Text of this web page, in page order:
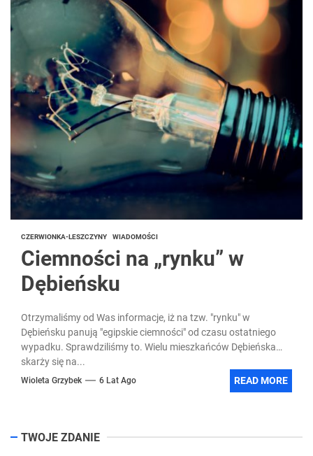
CZERWIONKA-LESZCZYNY WIADOMOŚCI
Ciemności na „rynku” w
Dębieńsku
Otrzymaliśmy od Was informacje, iż na tzw. "rynku" w
Dębieńsku panują "egipskie ciemności" od czasu ostatniego
wypadku. Sprawdziliśmy to. Wielu mieszkańców Dębieńska
skarży się na...
Wioleta Grzybek 6 Lat Ago READ MORE
TWOJE ZDANIE